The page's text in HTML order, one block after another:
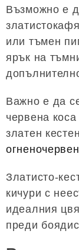
Възможно е
или тъмен
ярък на
Важно е да
червена
златен
огненочервен
Златисто-
кичури с
идеалния
преди